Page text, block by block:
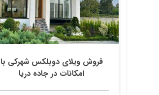
فروش ویلای دوبلکس شهرکی با
امکانات در جاده دریا